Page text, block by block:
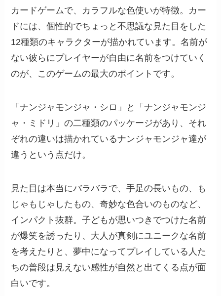
カードゲームで、カラフルな色使いが特徴。カー
ドには、個性的でちょっと不思議な見た目をした
12種類のキャラクターが描かれています。名前が
ない彼らにプレイヤーが自由に名前をつけていく
のが、このゲームの最大のポイントです。
「ナンジャモンジャ・シロ」と「ナンジャモンジ
ャ・ミドリ」の二種類のパッケージがあり、それ
ぞれの違いは描かれているナンジャモンジャ達が
違うという点だけ。
見た目は本当にバラバラで、手足の長いもの、も
じゃもじゃしたもの、奇妙な色合いのものなど、
インパクト抜群。子どもが思いつきでつけた名前
が爆笑を誘ったり、大人が真剣にユニークな名前
を考えたりと、夢中になってプレイしている人た
ちの普段は見えない感性が自然と出てくる点が面
白いです。